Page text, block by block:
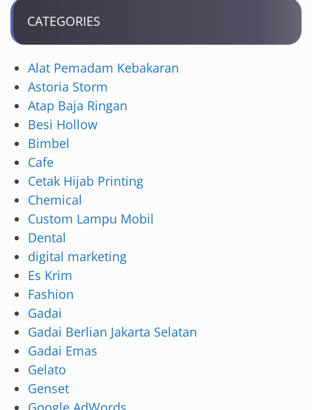
CATEGORIES
Alat Pemadam Kebakaran
Astoria Storm
Atap Baja Ringan
Besi Hollow
Bimbel
Cafe
Cetak Hijab Printing
Chemical
Custom Lampu Mobil
Dental
digital marketing
Es Krim
Fashion
Gadai
Gadai Berlian Jakarta Selatan
Gadai Emas
Gelato
Genset